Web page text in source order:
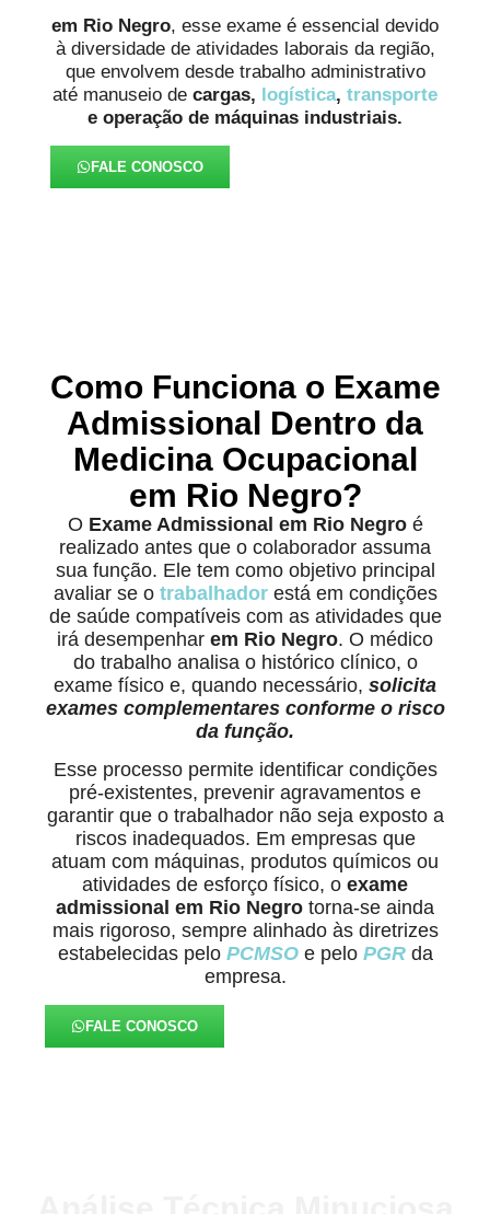
em Rio Negro, esse exame é essencial devido
à diversidade de atividades laborais da região,
que envolvem desde trabalho administrativo
até manuseio de cargas, logística, transporte
e operação de máquinas industriais.
FALE CONOSCO
Como Funciona o Exame
Admissional Dentro da
Medicina Ocupacional
em Rio Negro?
O Exame Admissional em Rio Negroé
realizado antes que o colaborador assuma
sua função. Ele tem como objetivo principal
avaliar se o trabalhador está em condições
de saúde compatíveis com as atividades que
irá desempenhar em Rio Negro. O médico
do trabalho analisa o histórico clínico, o
exame físico e, quando necessário, solicita
exames complementares conforme o risco
da função.
Esse processo permite identificar condições
pré-existentes, prevenir agravamentos e
garantir que o trabalhador não seja exposto a
riscos inadequados. Em empresas que
atuam com máquinas, produtos químicos ou
atividades de esforço físico, o exame
admissional em Rio Negro torna-se ainda
mais rigoroso, sempre alinhado às diretrizes
estabelecidas pelo PCMSO e pelo PGR da
empresa.
FALE CONOSCO